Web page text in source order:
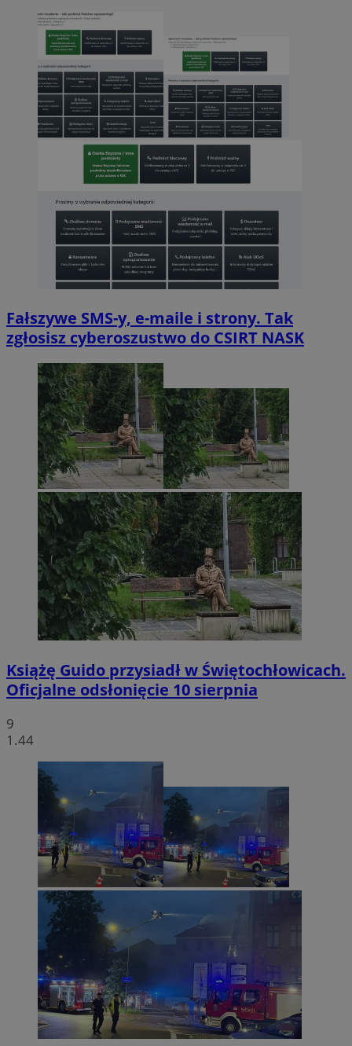
Fałszywe SMS-y, e-maile i strony. Tak
zgłosisz cyberoszustwo do CSIRT NASK
Książę Guido przysiadł w Świętochłowicach.
Oficjalne odsłonięcie 10 sierpnia
9
1.44